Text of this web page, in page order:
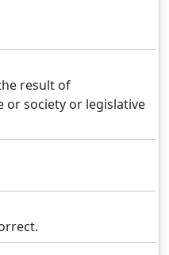
result of
society or legislative